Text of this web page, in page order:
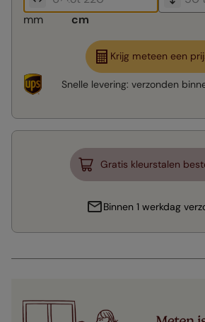
mm cm
Krijg meteen een
Snelle levering: verzonden
Gratis kleurstalen
Binnen 1 werkdag